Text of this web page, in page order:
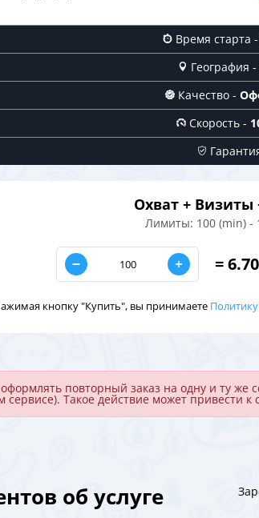
Время старта -
География -
Качество -
Скорость -
Охват + Визиты
Лимиты: 100 (min) -
Убавить
Количество
Добавить =6.70
кнопку "Купить", вы принимаете
повторный заказ на одну и ту же
сервисе). Такое действие может привести
об услуге